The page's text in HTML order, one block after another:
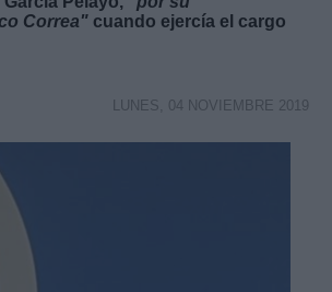
Correa" cuando ejercía el cargo
LUNES, 04 NOVIEMBRE 2019